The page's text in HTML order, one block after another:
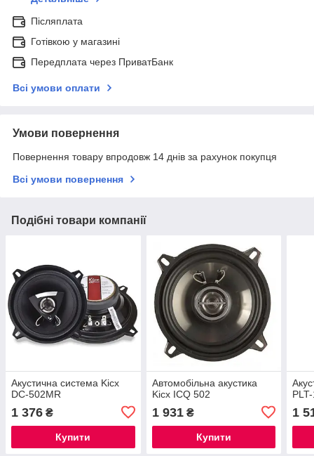
Післяплата
Готівкою у магазині
Передплата через ПриватБанк
Всі умови оплати
Умови повернення
Повернення товару впродовж 14 днів за рахунок покупця
Всі умови повернення
Подібні товари компанії
Акустична система Kicx
DC-502MR
1 376 ₴
Купити
Автомобільна акустика
Kicx ICQ 502
1 931₴
Купити
1